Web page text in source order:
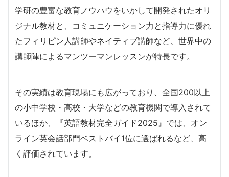
学研の豊富な教育ノウハウをいかして開発されたオリ
ジナル教材と、コミュニケーション力と指導力に優れ
たフィリピン人講師やネイティブ講師など、世界中の
講師陣によるマンツーマンレッスンが特長です。
その実績は教育現場にも広がっており、全国200以上
の小中学校・高校・大学などの教育機関で導入されて
いるほか、『英語教材完全ガイド2025』では、オン
ライン英会話部門ベストバイ1位に選ばれるなど、高
く評価されています。